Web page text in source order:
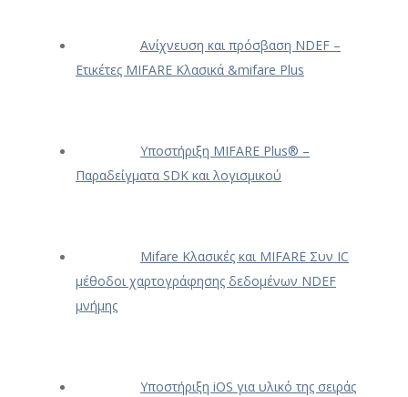
Ανίχνευση και πρόσβαση NDEF –
Ετικέτες MIFARE Κλασικά &mifare Plus
Υποστήριξη MIFARE Plus® –
Παραδείγματα SDK και λογισμικού
Mifare Κλασικές και MIFARE Συν IC
μέθοδοι χαρτογράφησης δεδομένων NDEF
μνήμης
Υποστήριξη iOS για υλικό της σειράς